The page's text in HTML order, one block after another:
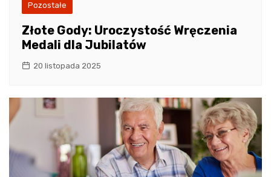
Pozostałe
Złote Gody: Uroczystość Wręczenia
Medali dla Jubilatów
20 listopada 2025